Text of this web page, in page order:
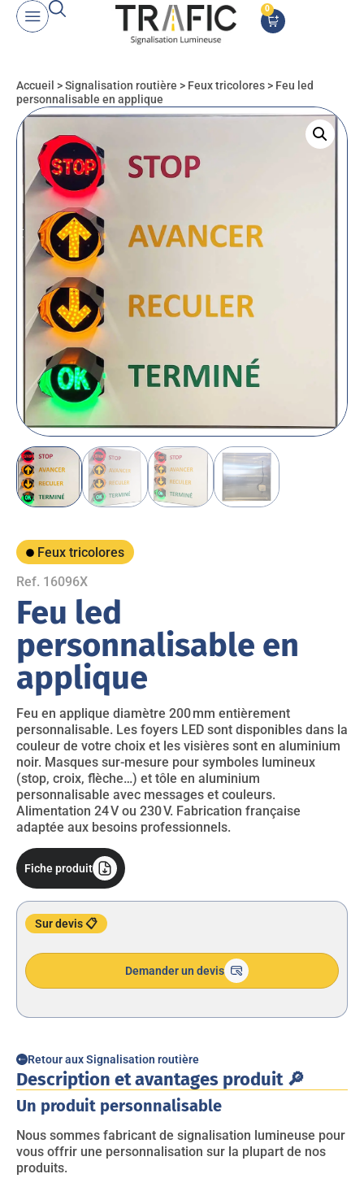
0
Accueil >Signalisation routière > Feux tricolores > Feu led
personnalisable en applique
Feux tricolores
Ref. 16096X
Feu led
personnalisable en
applique
Feu en applique diamètre 200 mm entièrement
personnalisable. Les foyers LED sont disponibles dans la
couleur de votre choix et les visières sont en aluminium
noir. Masques sur-mesure pour symboles lumineux
(stop, croix, flèche…) et tôle en aluminium
personnalisable avec messages et couleurs.
Alimentation 24 V ou 230 V. Fabrication française
adaptée aux besoins professionnels.
Fiche produit
Sur devis 📋
Demander un devis
Retour aux Signalisation routière
Description et avantages produit 🔎
Un produit personnalisable
Nous sommes fabricant de signalisation lumineuse pour
vous offrir une personnalisation sur la plupart de nos
produits.